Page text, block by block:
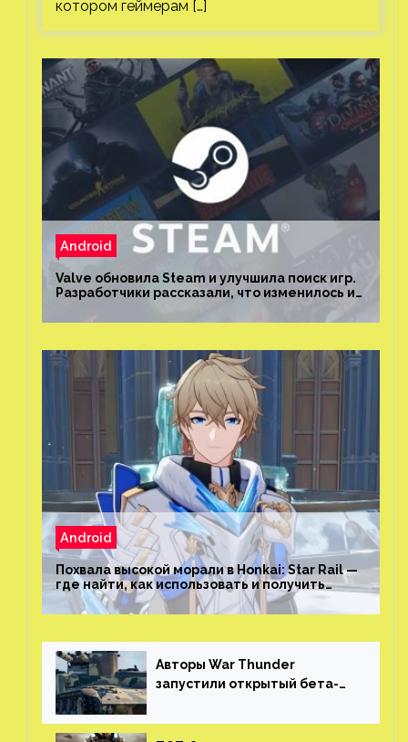
котором геймерам […]
Android
Valve обновила Steam и улучшила поиск игр.
Разработчики рассказали, что изменилось и
Android
Похвала высокой морали в Honkai: Star Rail —
где найти, как использовать и получить
скрытые достижения
Авторы War Thunder
запустили открытый бета-
трейлер и скриншоты